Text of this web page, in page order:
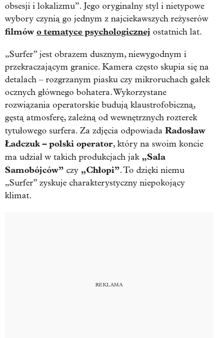
obsesji i lokalizmu”. Jego oryginalny styl i nietypowe
wybory czynią go jednym z najciekawszych reżyserów
filmów o tematyce psychologicznej ostatnich lat.
„Surfer” jest obrazem dusznym, niewygodnym i
przekraczającym granice. Kamera często skupia się na
detalach – rozgrzanym piasku czy mikroruchach gałek
ocznych głównego bohatera. Wykorzystane
rozwiązania operatorskie budują klaustrofobiczną,
gęstą atmosferę, zależną od wewnętrznych rozterek
tytułowego surfera. Za zdjęcia odpowiada Radosław
Ładczuk – polski operator, który na swoim koncie
ma udział w takich produkcjach jak „Sala
Samobójców” czy „Chłopi”. To dzięki niemu
„Surfer” zyskuje charakterystyczny niepokojący
klimat.